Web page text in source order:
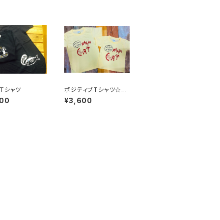
シャツ
ポジティブTシャツ☆キ
ッズサイズ【福を招く猫】
¥3,600